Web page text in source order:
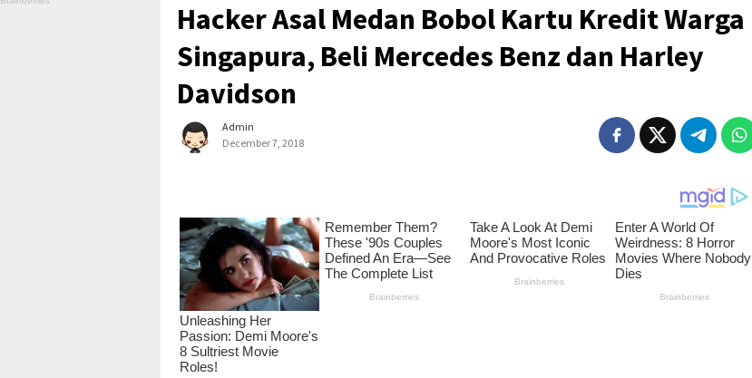
Hacker Asal Medan Bobol Kartu Kredit Warga
Singapura, Beli Mercedes Benz dan Harley
Davidson
Admin
December 7, 2018